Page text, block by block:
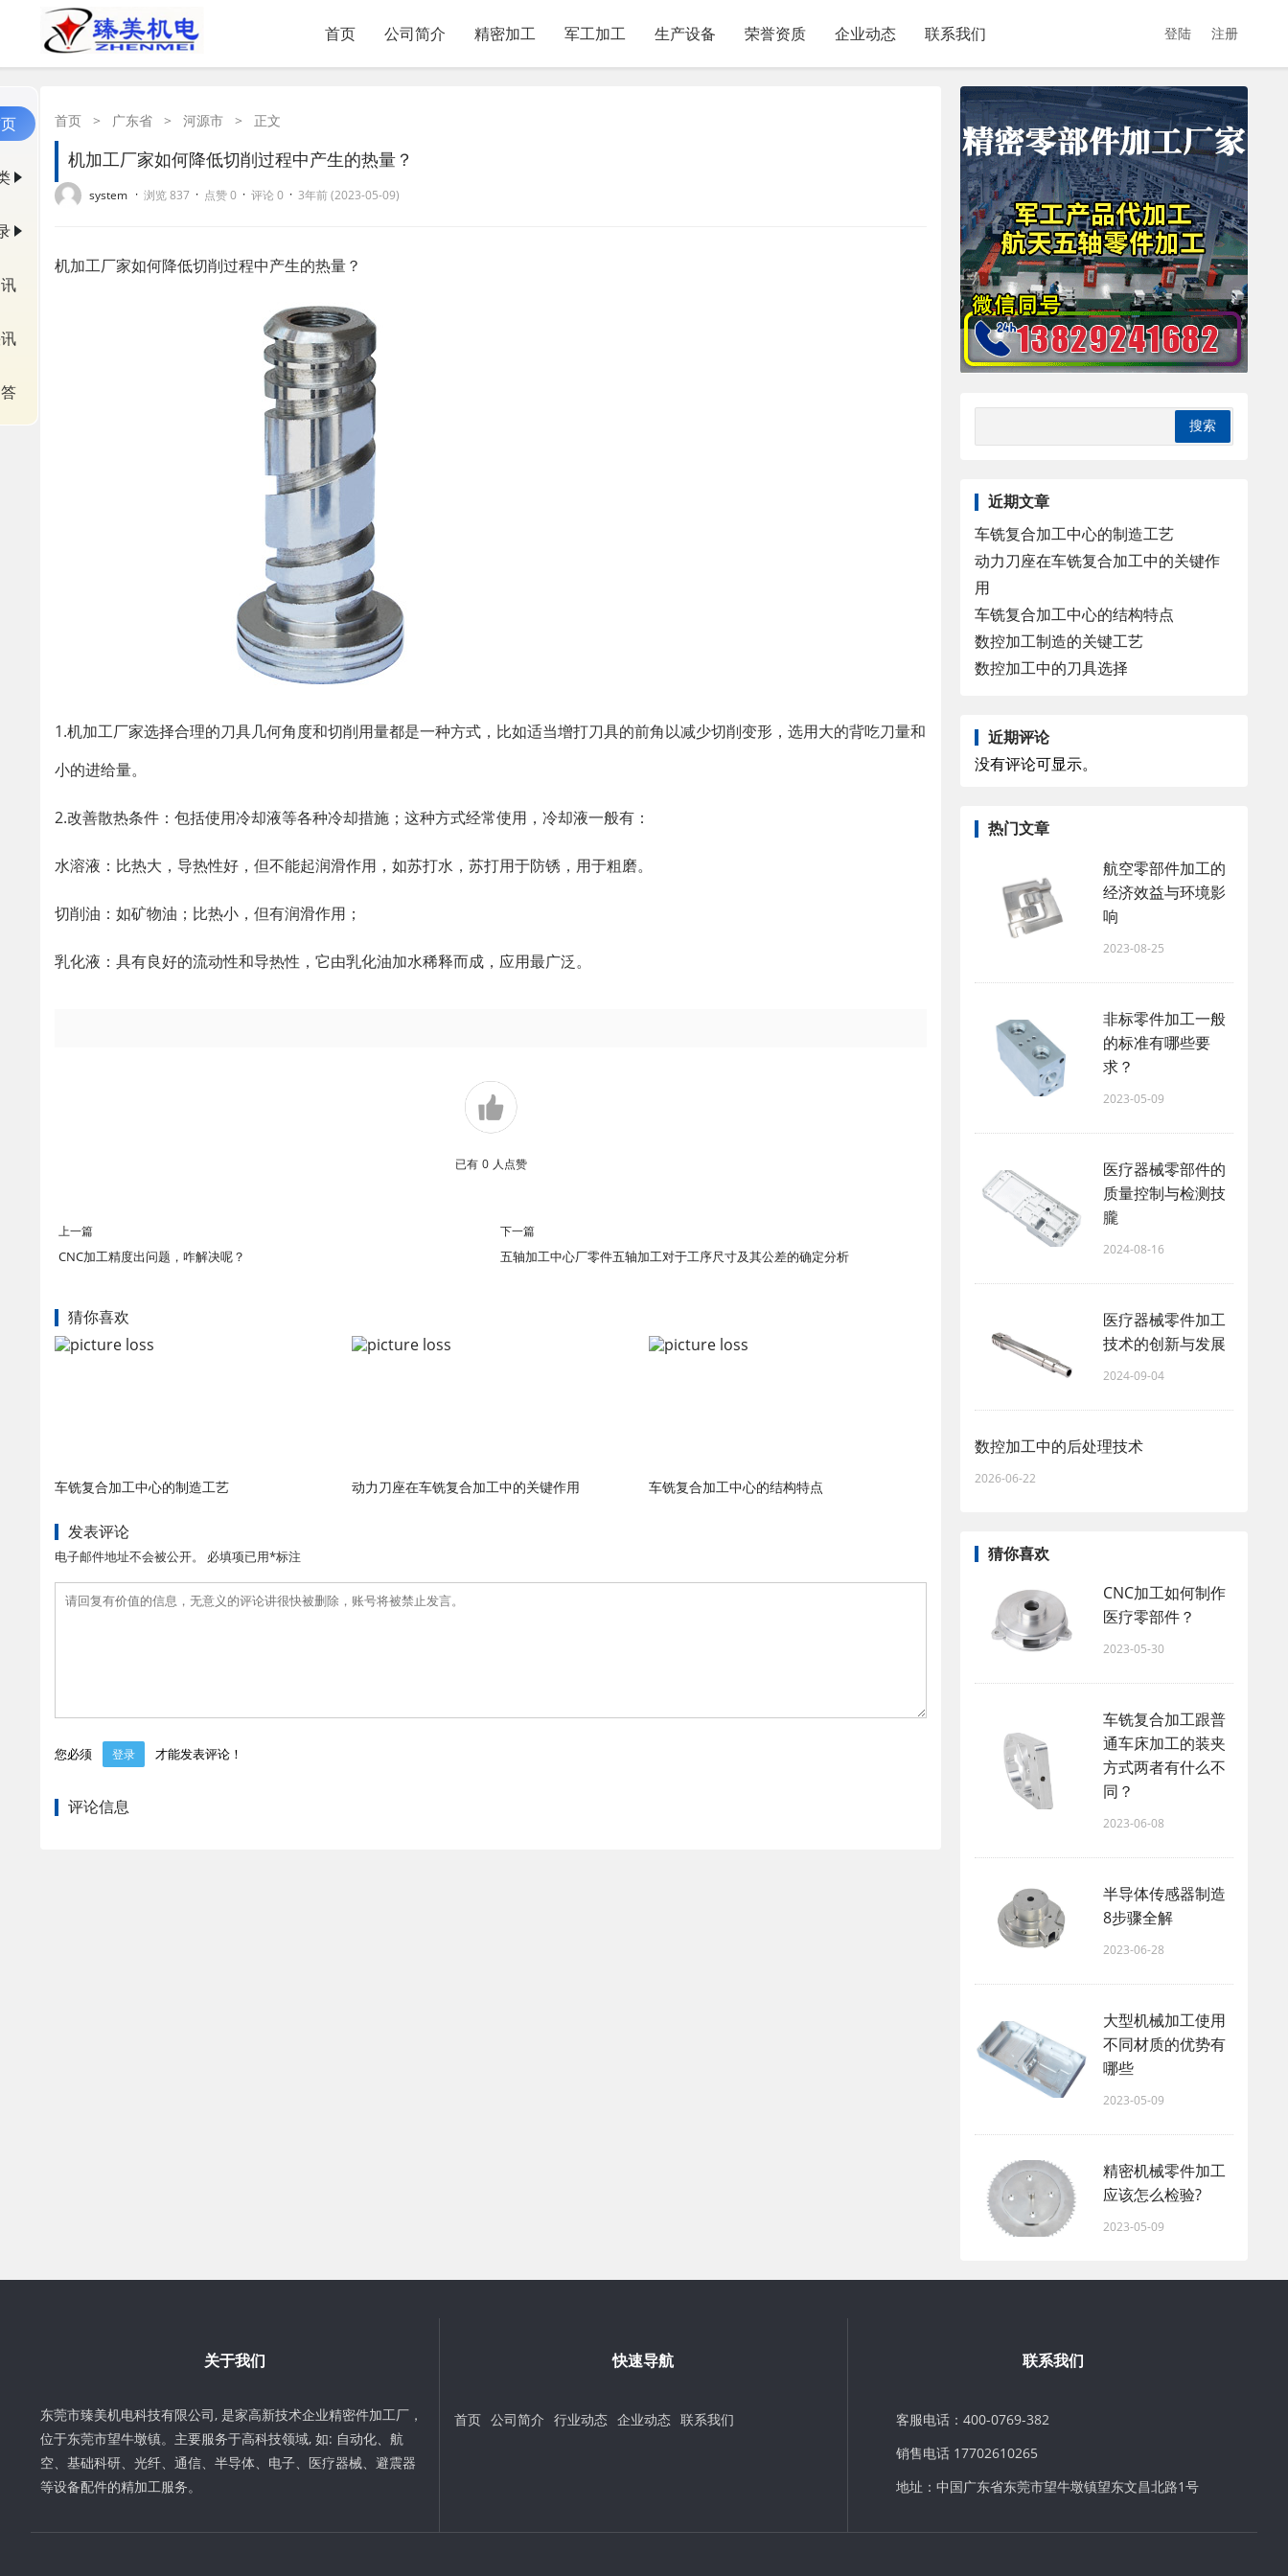
首页 公司简介 精密加工 军工加工 生产设备 荣誉资质 企业动态 联系我们 登陆 注册
首页 > 广东省 > 河源市 > 正文
机加工厂家如何降低切削过程中产生的热量？
system · 浏览 837 · 点赞 0 · 评论 0 · 3年前 (2023-05-09)
机加工厂家如何降低切削过程中产生的热量？
​1.机加工厂家选择合理的刀具几何角度和切削用量都是一种方式，比如适当增打刀具的前角以减少切削变形，选用大的背吃刀量和
小的进给量。
2.改善散热条件：包括使用冷却液等各种冷却措施；这种方式经常使用，冷却液一般有：
水溶液：比热大，导热性好，但不能起润滑作用，如苏打水，苏打用于防锈，用于粗磨。
切削油：如矿物油；比热小，但有润滑作用；
乳化液：具有良好的流动性和导热性，它由乳化油加水稀释而成，应用最广泛。
已有 0 人点赞
上一篇
CNC加工精度出问题，咋解决呢？
下一篇
五轴加工中心厂零件五轴加工对于工序尺寸及其公差的确定分析
猜你喜欢
车铣复合加工中心的制造工艺 动力刀座在车铣复合加工中的关键作用 车铣复合加工中心的结构特点
发表评论
电子邮件地址不会被公开。 必填项已用*标注
您必须 登录 才能发表评论！
评论信息
近期文章
车铣复合加工中心的制造工艺
动力刀座在车铣复合加工中的关键作
用
车铣复合加工中心的结构特点
数控加工制造的关键工艺
数控加工中的刀具选择
近期评论
没有评论可显示。
热门文章
航空零部件加工的
经济效益与环境影
响
2023-08-25
非标零件加工一般
的标准有哪些要
求？ ​
2023-05-09
医疗器械零部件的
质量控制与检测技
朧
2024-08-16
医疗器械零件加工
技术的创新与发展
2024-09-04
数控加工中的后处理技术
2026-06-22
猜你喜欢
CNC加工如何制作
医疗零部件？
2023-05-30
车铣复合加工跟普
通车床加工的装夹
方式两者有什么不
同？
2023-06-08
半导体传感器制造
8步骤全解
2023-06-28
大型机械加工使用
不同材质的优势有
哪些
2023-05-09
精密机械零件加工
应该怎么检验?
2023-05-09
关于我们
东莞市臻美机电科技有限公司, 是家高新技术企业精密件加工厂，
位于东莞市望牛墩镇。主要服务于高科技领域, 如: 自动化、航
空、基础科研、光纤、通信、半导体、电子、医疗器械、避震器
等设备配件的精加工服务。
快速导航
首页 公司简介 行业动态 企业动态 联系我们
联系我们
客服电话：400-0769-382
销售电话 17702610265
地址：中国广东省东莞市望牛墩镇望东文昌北路1号